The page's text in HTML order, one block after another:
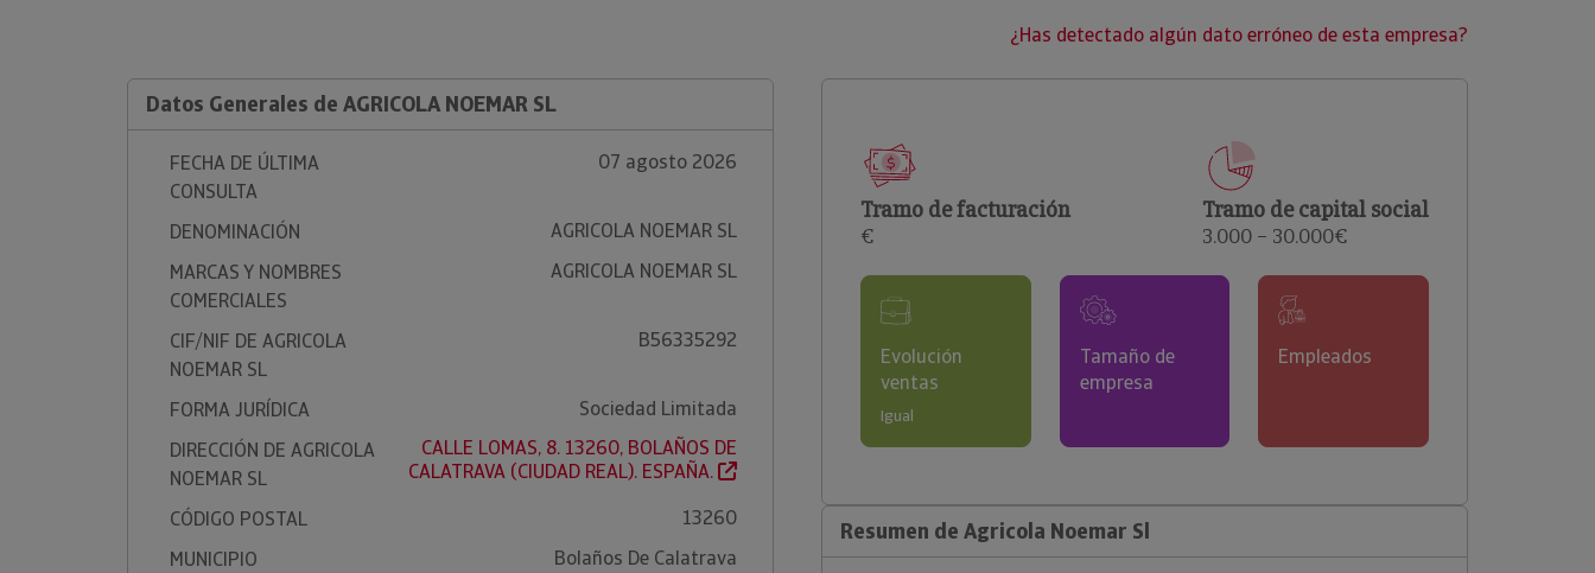
clientes.
¿Has detectado algún dato erróneo de esta empresa?
Datos Generales de AGRICOLA NOEMAR SL
FECHA DE ÚLTIMA
CONSULTA
07 agosto 2026
DENOMINACIÓN
AGRICOLA NOEMAR SL
MARCAS Y NOMBRES
COMERCIALES
AGRICOLA NOEMAR SL
CIF/NIF DE AGRICOLA
NOEMAR SL
B56335292
FORMA JURÍDICA
Sociedad Limitada
DIRECCIÓN DE AGRICOLA
NOEMAR SL
CALLE LOMAS, 8. 13260, BOLAÑOS DE
CALATRAVA (CIUDAD REAL). ESPAÑA.
CÓDIGO POSTAL
13260
MUNICIPIO
Bolaños De Calatrava
Tramo de facturación
€
Tramo de capital social
3.000 – 30.000€
Evolución
ventas
Igual
Tamaño de
empresa
Empleados
Resumen de Agricola Noemar Sl